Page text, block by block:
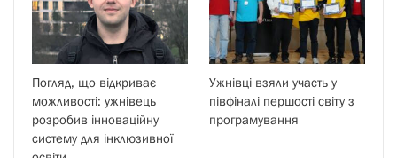
Погляд, що відкриває
можливості: ужнівець
розробив інноваційну
систему для інклюзивної
Ужнівці взяли участь у
півфіналі першості світу з
програмування